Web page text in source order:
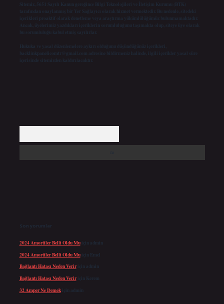
Sitemiz, 5651 Sayılı Kanun gereğince Bilgi Teknolojileri ve İletişim Kurumu (BTK)
tarafından onaylanmış bir Yer Sağlayıcı olarak hizmet vermektedir. Bu nedenle, sitedeki
içerikleri proaktif olarak denetleme veya araştırma yükümlülüğümüz bulunmamaktadır.
Ancak, üyelerimiz yazdıkları içeriklerin sorumluluğunu taşımakta olup, siteye üye olarak
bu sorumluluğu kabul etmiş sayılırlar.
Hukuka ve yasal düzenlemelere aykırı olduğunu düşündüğünüz içerikleri,
backlinkpanelicomtr@gmail.com adresine bildirmeniz halinde, ilgili içerikler yasal süre
içerisinde sitemizden kaldırılacaktır.
Son yorumlar
2024 Amortiler Belli Oldu Muiçin admin
2024 Amortiler Belli Oldu Muiçin Emel
Bağlantı Hatası Neden Veririçin admin
Bağlantı Hatası Neden Veririçin Kerem
32 Amper Ne Demekiçin admin